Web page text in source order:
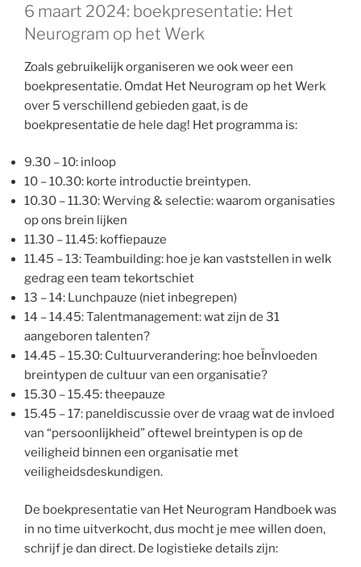
6 maart 2024: boekpresentatie: Het
Neurogram op het Werk
Zoals gebruikelijk organiseren we ook weer een
boekpresentatie. Omdat Het Neurogram op het Werk
over 5 verschillend gebieden gaat, is de
boekpresentatie de hele dag! Het programma is:
9.30 – 10: inloop
10 – 10.30: korte introductie breintypen.
10.30 – 11.30: Werving & selectie: waarom organisaties
op ons brein lijken
11.30 – 11.45: koffiepauze
11.45 – 13: Teambuilding: hoe je kan vaststellen in welk
gedrag een team tekortschiet
13 – 14: Lunchpauze (niet inbegrepen)
14 – 14.45: Talentmanagement: wat zijn de 31
aangeboren talenten?
14.45 – 15.30: Cultuurverandering: hoe beÏnvloeden
breintypen de cultuur van een organisatie?
15.30 – 15.45: theepauze
15.45 – 17: paneldiscussie over de vraag wat de invloed
van “persoonlijkheid” oftewel breintypen is op de
veiligheid binnen een organisatie met
veiligheidsdeskundigen.
De boekpresentatie van Het Neurogram Handboek was
in no time uitverkocht, dus mocht je mee willen doen,
schrijf je dan direct. De logistieke details zijn: